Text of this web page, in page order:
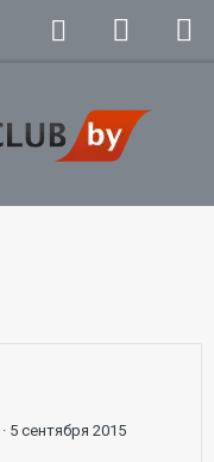
· 5 сентября 2015